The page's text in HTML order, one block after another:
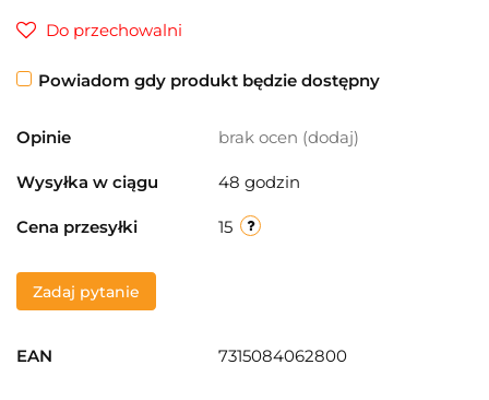
Do przechowalni
Powiadom gdy produkt będzie dostępny
Opinie brak ocen (dodaj)
Wysyłka w ciągu 48 godzin
Cena przesyłki 15
Zadaj pytanie
EAN 7315084062800